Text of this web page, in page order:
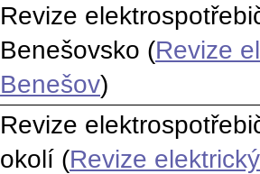
Revize
Benešovsko (Revize
Benešov)
Revize
okolí (Revize